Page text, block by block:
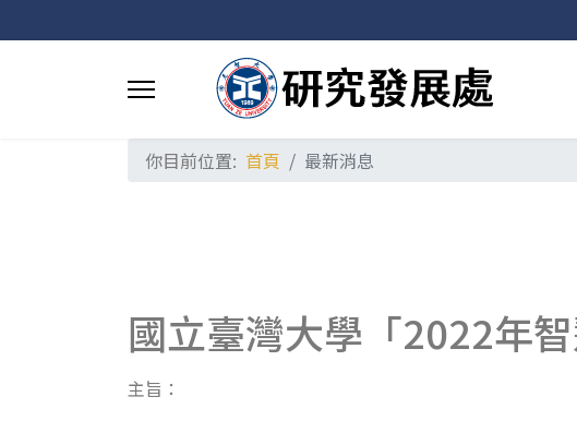
你目前位置: 首頁 最新消息
國立臺灣大學「2022年
主旨：